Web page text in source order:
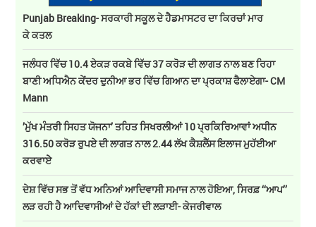
Punjab Breaking- ਸਰਕਾਰੀ ਸਕੂਲ ਦੇ ਹੈਡਮਾਸਟਰ ਦਾ ਕਿਰਚਾਂ ਮਾਰ
ਕੇ ਕਤਲ
ਜਲੰਧਰ ਵਿੱਚ 10.4 ਏਕੜ ਰਕਬੇ ਵਿੱਚ 37 ਕਰੋੜ ਦੀ ਲਾਗਤ ਨਾਲ ਬਣ ਰਿਹਾ
ਬਾਣੀ ਅਧਿਐਨ ਕੇਂਦਰ ਦੁਨੀਆ ਭਰ ਵਿੱਚ ਗਿਆਨ ਦਾ ਪ੍ਰਕਾਸ਼ ਫੈਲਾਏਗਾ- CM
Mann
’ਮੁੱਖ ਮੰਤਰੀ ਸਿਹਤ ਯੋਜਨਾ’ ਤਹਿਤ ਸਿਖਰਲੀਆਂ 10 ਪ੍ਰਕਿਰਿਆਵਾਂ ਅਧੀਨ
316.50 ਕਰੋੜ ਰੁਪਏ ਦੀ ਲਾਗਤ ਨਾਲ 2.44 ਲੱਖ ਕੈਸ਼ਲੈੱਸ ਇਲਾਜ ਮੁਹੱਈਆ
ਕਰਵਾਏੇ
ਦੇਸ਼ ਵਿੱਚ ਸਭ ਤੋਂ ਵੱਧ ਅਨਿਆਂ ਆਦਿਵਾਸੀ ਸਮਾਜ ਨਾਲ ਹੋਇਆ, ਸਿਰਫ਼ ‘‘ਆਪ’’
ਲੜ ਰਹੀ ਹੈ ਆਦਿਵਾਸੀਆਂ ਦੇ ਹੱਕਾਂ ਦੀ ਲੜਾਈ- ਕੇਜਰੀਵਾਲ